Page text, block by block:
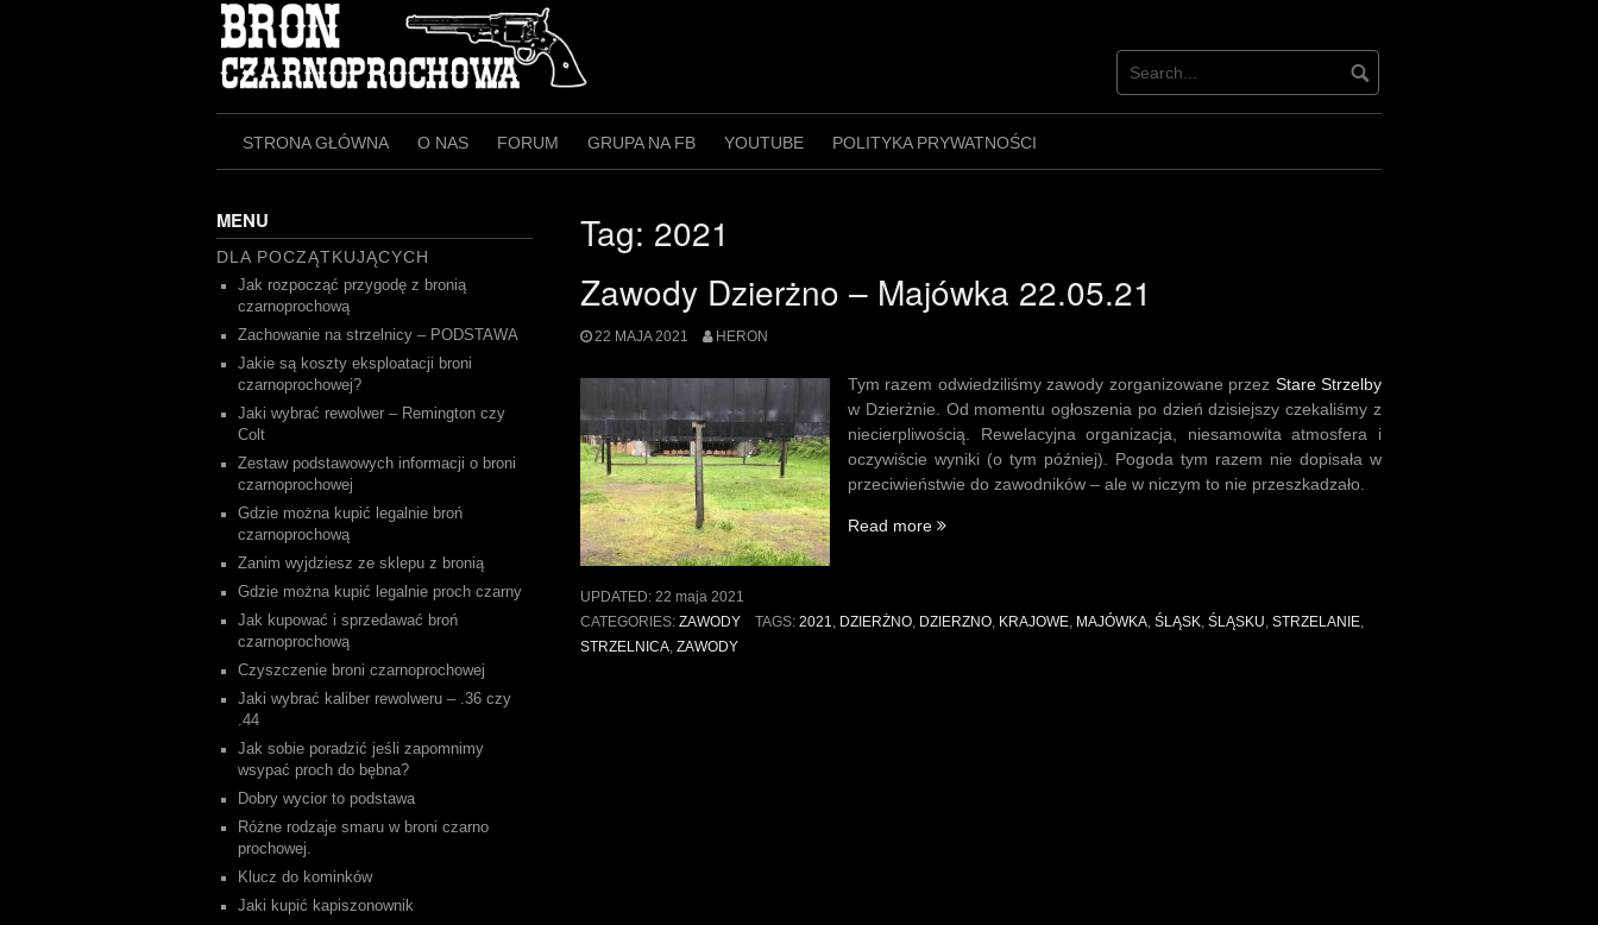
STRONA GŁÓWNA O NAS FORUM GRUPA NA FB YOUTUBE POLITYKA PRYWATNOŚCI
Tag: 2021
Zawody Dzierżno – Majówka 22.05.21
22 MAJA 2021 HERON
Tym razem odwiedziliśmy zawody zorganizowane przez Stare Strzelby
w Dzierżnie. Od momentu ogłoszenia po dzień dzisiejszy czekaliśmy z
niecierpliwością. Rewelacyjna organizacja, niesamowita atmosfera i
oczywiście wyniki (o tym później). Pogoda tym razem nie dopisała w
przeciwieństwie do zawodników – ale w niczym to nie przeszkadzało.
Read more „Zawody
22.05.21”
UPDATED: 22 maja 2021
CATEGORIES: ZAWODY TAGS: 2021 DZIERŻNO, DZIERZNO, KRAJOWE, MAJÓWKA, ŚLĄSK ŚLĄSKU STRZELANIE,
STRZELNICA ZAWODY
MENU
DLA POCZĄTKUJĄCYCH
Jak rozpocząć przygodę z bronią
czarnoprochową
Zachowanie na strzelnicy – PODSTAWA
Jakie są koszty eksploatacji broni
czarnoprochowej?
Jaki wybrać rewolwer – Remington czy
Colt
Zestaw podstawowych informacji o broni
czarnoprochowej
Gdzie można kupić legalnie broń
czarnoprochową
Zanim wyjdziesz ze sklepu z bronią
Gdzie można kupić legalnie proch czarny
Jak kupować i sprzedawać broń
czarnoprochową
Czyszczenie broni czarnoprochowej
Jaki wybrać kaliber rewolweru – .36 czy
.44
Jak sobie poradzić jeśli zapomnimy
wsypać proch do bębna?
Dobry wycior to podstawa
Różne rodzaje smaru w broni czarno
prochowej.
Klucz do kominków
Jaki kupić kapiszonownik